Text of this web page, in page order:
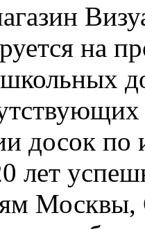
на
досок по
лет
Москвы,